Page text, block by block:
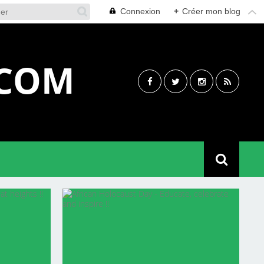
Connexion + Créer mon blog